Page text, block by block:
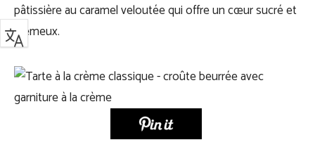
pâtissière au caramel veloutée qui offre un cœur sucré et
crémeux.